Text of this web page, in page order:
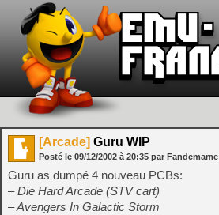
[Arcade] Guru WIP
Posté le 09/12/2002 à 20:35 par Fandemame
Guru as dumpé 4 nouveau PCBs:
– Die Hard Arcade (STV cart)
– Avengers In Galactic Storm